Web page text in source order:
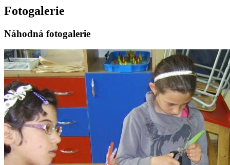
Fotogalerie
Náhodná fotogalerie